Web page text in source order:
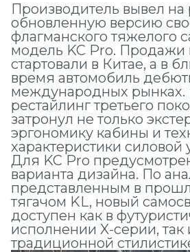
Производитель вывел
обновленную версию
флагманского тяжелого
модель KC Pro. Продажи
стартовали в Китае, а в
время автомобиль
международных рынках.
рестайлинг третьего
затронул не только
эргономику кабины и
характеристики силовой
Для KC Pro
варианта дизайна. По
представленным в
тягачом KL, новый
доступен как в
исполнении X-серии, так
традиционной